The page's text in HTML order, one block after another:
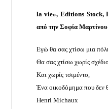
la vie», Editions Stock,
από την Σοφία Μαρτίνου
Εγώ θα σας χτίσω μια
Θα σας χτίσω χωρίς σχέδιο
Και χωρίς τσιμέντο,
Ένα οικοδόμημα που δεν
Henri Michaux